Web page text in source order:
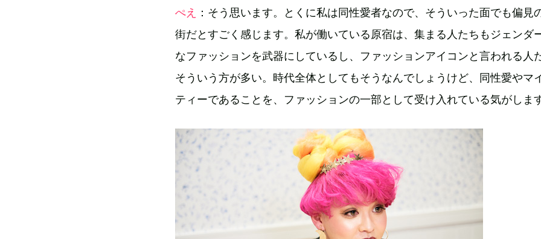
ぺえ
：そう思います。とくに私は同性愛者なので、そういった面でも偏見
街だとすごく感じます。私が働いている原宿は、集まる人たちもジェンダ
なファッションを武器にしているし、ファッションアイコンと言われる人
そういう方が多い。時代全体としてもそうなんでしょうけど、同性愛やマ
ティーであることを、ファッションの一部として受け入れている気がします